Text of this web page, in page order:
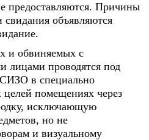
предоставляются. Причины
свидания объявляются
и обвиняемых с
лицами проводятся под
в специально
помещениях через
исключающую
но не
и визуальному